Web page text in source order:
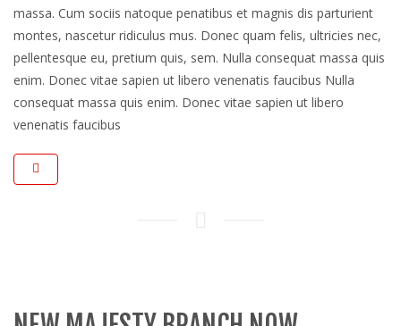
massa. Cum sociis natoque penatibus et magnis dis parturient
montes, nascetur ridiculus mus. Donec quam felis, ultricies nec,
pellentesque eu, pretium quis, sem. Nulla consequat massa quis
enim. Donec vitae sapien ut libero venenatis faucibus Nulla
consequat massa quis enim. Donec vitae sapien ut libero
venenatis faucibus